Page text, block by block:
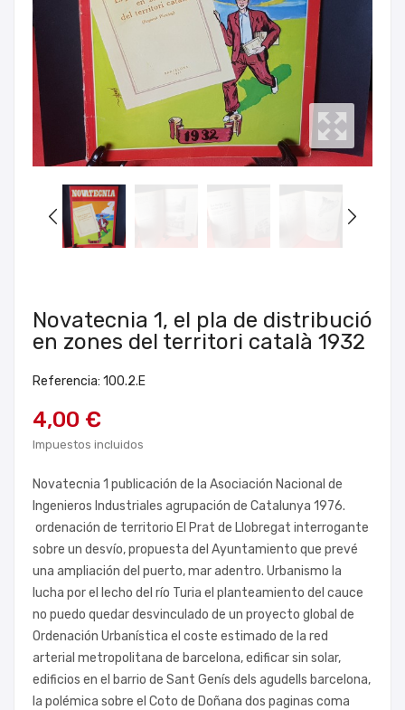
Novatecnia 1, el pla de distribució
en zones del territori català 1932
Referencia: 100.2.E
4,00 €
Impuestos incluidos
Novatecnia 1 publicación de la Asociación Nacional de
Ingenieros Industriales agrupación de Catalunya 1976.
ordenación de territorio El Prat de Llobregat interrogante
sobre un desvío, propuesta del Ayuntamiento que prevé
una ampliación del puerto, mar adentro. Urbanismo la
lucha por el lecho del río Turia el planteamiento del cauce
no puedo quedar desvinculado de un proyecto global de
Ordenación Urbanística el coste estimado de la red
arterial metropolitana de barcelona, edificar sin solar,
edificios en el barrio de Sant Genís dels agudells barcelona,
la polémica sobre el Coto de Doñana dos paginas coma